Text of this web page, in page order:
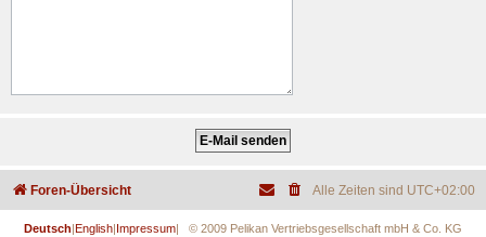
Foren-Übersicht Alle Zeiten sind UTC+02:00
Deutsch|English|Impressum| © 2009 Pelikan Vertriebsgesellschaft mbH & Co. KG